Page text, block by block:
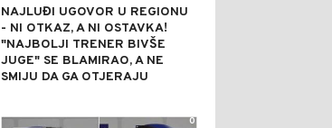
NAJLUĐI UGOVOR U REGIONU
- NI OTKAZ, A NI OSTAVKA!
"NAJBOLJI TRENER BIVŠE
JUGE" SE BLAMIRAO, A NE
SMIJU DA GA OTJERAJU
0